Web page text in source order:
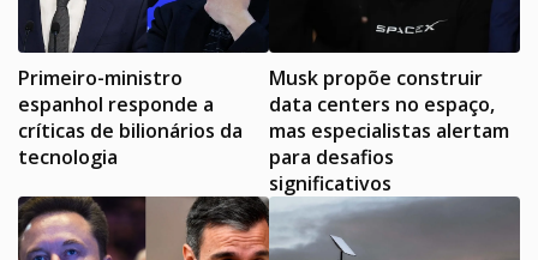
Primeiro-ministro
espanhol responde a
críticas de bilionários da
tecnologia
Musk propõe construir
data centers no espaço,
mas especialistas alertam
para desafios
significativos